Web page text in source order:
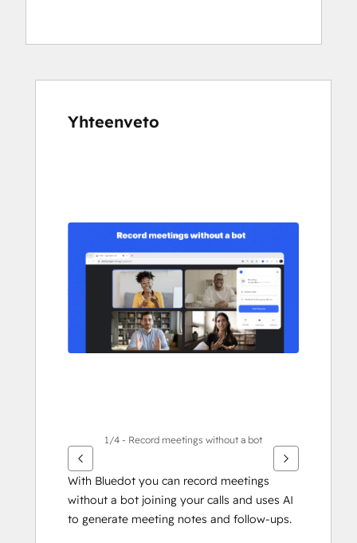
Yhteenveto
nuolipainikkeita
1/4 - Record meetings without a bot
With Bluedot you can record meetings
without a bot joining your calls and uses AI
to generate meeting notes and follow-ups.